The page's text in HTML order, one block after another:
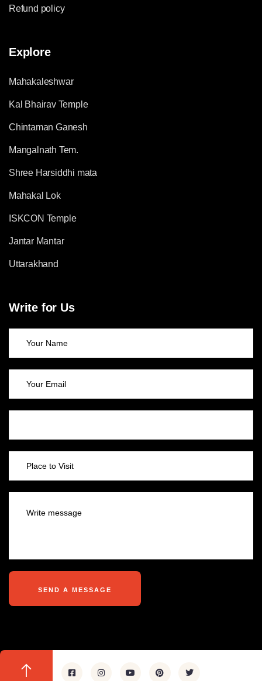
Refund policy
Explore
Mahakaleshwar
Kal Bhairav Temple
Chintaman Ganesh
Mangalnath Tem.
Shree Harsiddhi mata
Mahakal Lok
ISKCON Temple
Jantar Mantar
Uttarakhand
Write for Us